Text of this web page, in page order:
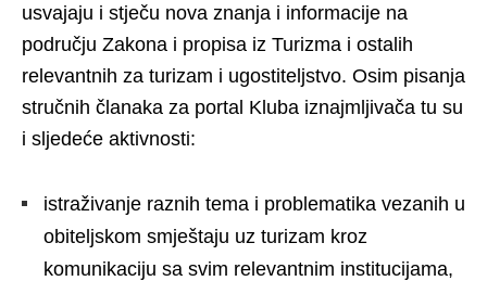
usvajaju i stječu nova znanja i informacije na
području Zakona i propisa iz Turizma i ostalih
relevantnih za turizam i ugostiteljstvo. Osim pisanja
stručnih članaka za portal Kluba iznajmljivača tu su
i sljedeće aktivnosti:
istraživanje raznih tema i problematika vezanih u
obiteljskom smještaju uz turizam kroz
komunikaciju sa svim relevantnim institucijama,